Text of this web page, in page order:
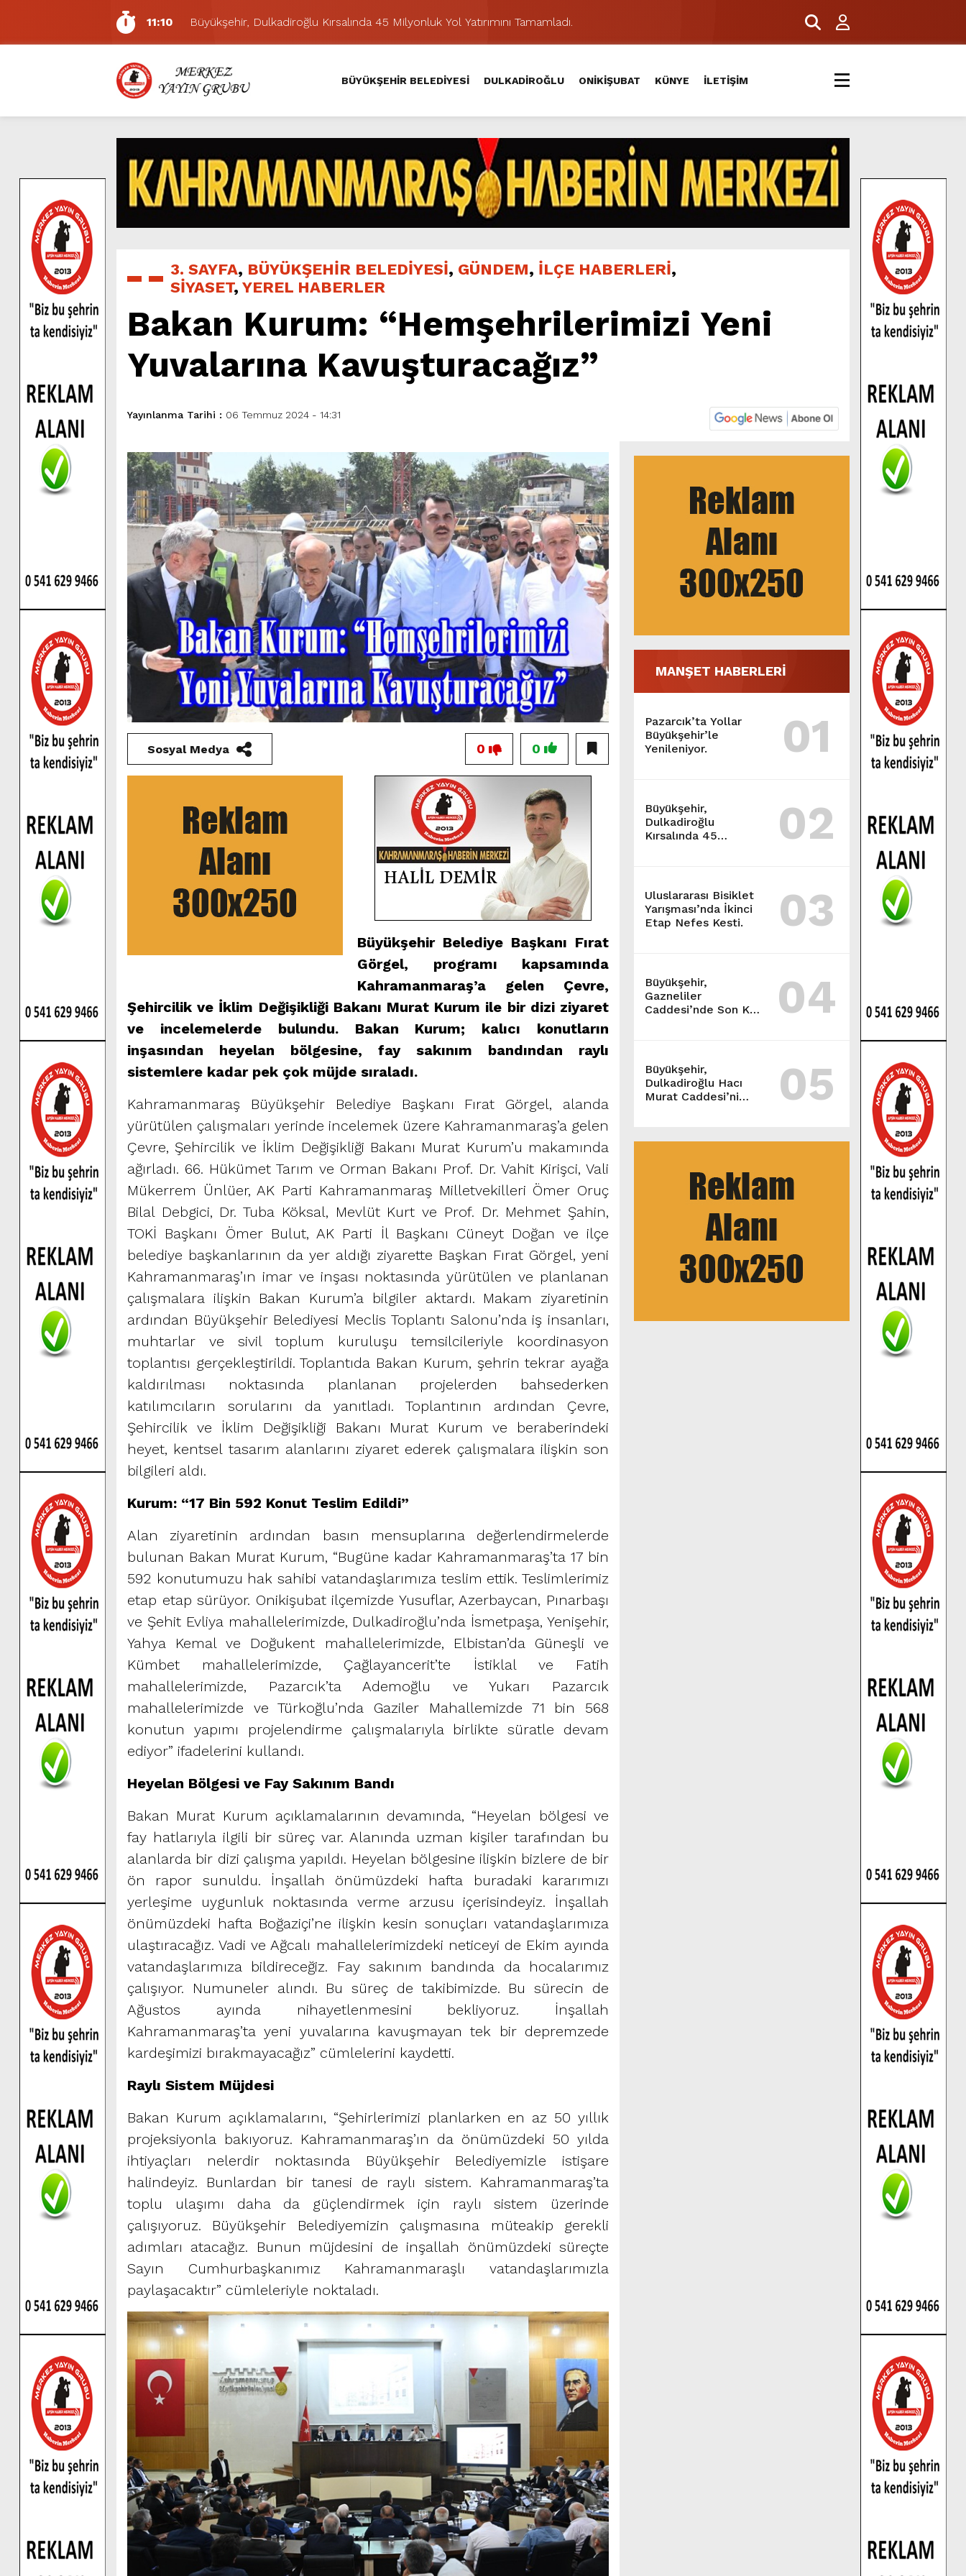
11:10
Büyükşehir, Dulkadiroğlu Kırsalında 45 Milyonluk Yol Yatırımını Tamamladı.
5:17
Uluslararası Bisiklet Yarışması’nda İkinci Etap Nefes Kesti.
5:15
Büyükşehir, Gazneliler Caddesi’nde Son Kat Asfalt Serimini Sürdürüyor.
6:54
Büyükşehir, Dulkadiroğlu Hacı Murat Caddesi’ni Asfalta Hazırlıyor.
6:53
Büyükşehir’den Dulkadiroğlu Kırsalına Değer Katan Yol Yatırımı.
6:50
Geleneksel Ağustos Fuarı’nda Eğlence ve Nostalji Bir Aradaydı.
6:48
Tevfik Kadıoğlu Kavşağı Yeni Düzenlemeyle Daha Akıcı Hale Geliyor.
10:21
Dedublüman KAFUM’da Müzik Ziyafeti Yaşatacak.
16:31
Yeşilçam’ın Efsanesi Ağustos Fuarı’nda Hayat Bulacak
11:14
Pazarcık’ta Yollar Büyükşehir’le Yenileniyor.
BÜYÜKŞEHİR BELEDİYESİ DULKADİROĞLU ONİKİŞUBAT KÜNYE İLETİŞİM
3. SAYFA, BÜYÜKŞEHİR BELEDİYESİ, GÜNDEM, İLÇE HABERLERİ,
SİYASET, YEREL HABERLER
Bakan Kurum: “Hemşehrilerimizi Yeni
Yuvalarına Kavuşturacağız”
Yayınlanma Tarihi : 06 Temmuz 2024 - 14:31
MANŞET HABERLERİ
Pazarcık’ta Yollar
Büyükşehir’le
Yenileniyor.
01
Büyükşehir,
Dulkadiroğlu
Kırsalında 45
02
Uluslararası Bisiklet
Yarışması’nda İkinci
Etap Nefes Kesti.
03
Büyükşehir,
Gazneliler
Caddesi’nde Son Kat
04
Büyükşehir,
Dulkadiroğlu Hacı
Murat Caddesi’ni
05
Sosyal Medya 0
0
Büyükşehir Belediye Başkanı Fırat
Görgel, programı kapsamında
Kahramanmaraş’a gelen Çevre,
Şehircilik ve İklim Değişikliği Bakanı Murat Kurum ile bir dizi ziyaret
ve incelemelerde bulundu. Bakan Kurum; kalıcı konutların
inşasından heyelan bölgesine, fay sakınım bandından raylı
sistemlere kadar pek çok müjde sıraladı.
Kahramanmaraş Büyükşehir Belediye Başkanı Fırat Görgel, alanda
yürütülen çalışmaları yerinde incelemek üzere Kahramanmaraş’a gelen
Çevre, Şehircilik ve İklim Değişikliği Bakanı Murat Kurum’u makamında
ağırladı. 66. Hükümet Tarım ve Orman Bakanı Prof. Dr. Vahit Kirişci, Vali
Mükerrem Ünlüer, AK Parti Kahramanmaraş Milletvekilleri Ömer Oruç
Bilal Debgici, Dr. Tuba Köksal, Mevlüt Kurt ve Prof. Dr. Mehmet Şahin,
TOKİ Başkanı Ömer Bulut, AK Parti İl Başkanı Cüneyt Doğan ve ilçe
belediye başkanlarının da yer aldığı ziyarette Başkan Fırat Görgel, yeni
Kahramanmaraş’ın imar ve inşası noktasında yürütülen ve planlanan
çalışmalara ilişkin Bakan Kurum’a bilgiler aktardı. Makam ziyaretinin
ardından Büyükşehir Belediyesi Meclis Toplantı Salonu’nda iş insanları,
muhtarlar ve sivil toplum kuruluşu temsilcileriyle koordinasyon
toplantısı gerçekleştirildi. Toplantıda Bakan Kurum, şehrin tekrar ayağa
kaldırılması noktasında planlanan projelerden bahsederken
katılımcıların sorularını da yanıtladı. Toplantının ardından Çevre,
Şehircilik ve İklim Değişikliği Bakanı Murat Kurum ve beraberindeki
heyet, kentsel tasarım alanlarını ziyaret ederek çalışmalara ilişkin son
bilgileri aldı.
Kurum: “17 Bin 592 Konut Teslim Edildi”
Alan ziyaretinin ardından basın mensuplarına değerlendirmelerde
bulunan Bakan Murat Kurum, “Bugüne kadar Kahramanmaraş’ta 17 bin
592 konutumuzu hak sahibi vatandaşlarımıza teslim ettik. Teslimlerimiz
etap etap sürüyor. Onikişubat ilçemizde Yusuflar, Azerbaycan, Pınarbaşı
ve Şehit Evliya mahallelerimizde, Dulkadiroğlu’nda İsmetpaşa, Yenişehir,
Yahya Kemal ve Doğukent mahallelerimizde, Elbistan’da Güneşli ve
Kümbet mahallelerimizde, Çağlayancerit’te İstiklal ve Fatih
mahallelerimizde, Pazarcık’ta Ademoğlu ve Yukarı Pazarcık
mahallelerimizde ve Türkoğlu’nda Gaziler Mahallemizde 71 bin 568
konutun yapımı projelendirme çalışmalarıyla birlikte süratle devam
ediyor” ifadelerini kullandı.
Heyelan Bölgesi ve Fay Sakınım Bandı
Bakan Murat Kurum açıklamalarının devamında, “Heyelan bölgesi ve
fay hatlarıyla ilgili bir süreç var. Alanında uzman kişiler tarafından bu
alanlarda bir dizi çalışma yapıldı. Heyelan bölgesine ilişkin bizlere de bir
ön rapor sunuldu. İnşallah önümüzdeki hafta buradaki kararımızı
yerleşime uygunluk noktasında verme arzusu içerisindeyiz. İnşallah
önümüzdeki hafta Boğaziçi’ne ilişkin kesin sonuçları vatandaşlarımıza
ulaştıracağız. Vadi ve Ağcalı mahallelerimizdeki neticeyi de Ekim ayında
vatandaşlarımıza bildireceğiz. Fay sakınım bandında da hocalarımız
çalışıyor. Numuneler alındı. Bu süreç de takibimizde. Bu sürecin de
Ağustos ayında nihayetlenmesini bekliyoruz. İnşallah
Kahramanmaraş’ta yeni yuvalarına kavuşmayan tek bir depremzede
kardeşimizi bırakmayacağız” cümlelerini kaydetti.
Raylı Sistem Müjdesi
Bakan Kurum açıklamalarını, “Şehirlerimizi planlarken en az 50 yıllık
projeksiyonla bakıyoruz. Kahramanmaraş’ın da önümüzdeki 50 yılda
ihtiyaçları nelerdir noktasında Büyükşehir Belediyemizle istişare
halindeyiz. Bunlardan bir tanesi de raylı sistem. Kahramanmaraş’ta
toplu ulaşımı daha da güçlendirmek için raylı sistem üzerinde
çalışıyoruz. Büyükşehir Belediyemizin çalışmasına müteakip gerekli
adımları atacağız. Bunun müjdesini de inşallah önümüzdeki süreçte
Sayın Cumhurbaşkanımız Kahramanmaraşlı vatandaşlarımızla
paylaşacaktır” cümleleriyle noktaladı.